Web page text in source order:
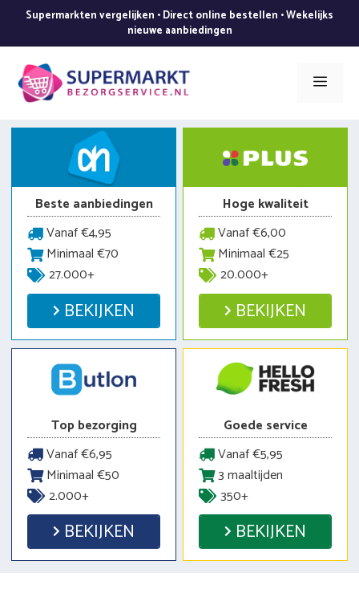
de
inhoud
Supermarkten vergelijken • Direct online bestellen • Wekelijks
nieuwe aanbiedingen
Menu
Beste aanbiedingen
Vanaf €4,95
Minimaal €70
27.000+
BEKIJKEN
Hoge kwaliteit
Vanaf €6,00
Minimaal €25
20.000+
BEKIJKEN
Top bezorging
Vanaf €6,95
Minimaal €50
2.000+
BEKIJKEN
Goede service
Vanaf €5,95
3 maaltijden
350+
BEKIJKEN